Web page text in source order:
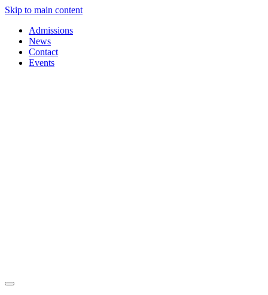
Skip to main content
Admissions
News
Contact
Events